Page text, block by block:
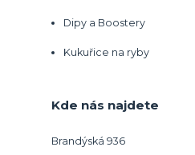
Dipy a Boostery
Kukuřice na ryby
Kde nás najdete
Brandýská 936